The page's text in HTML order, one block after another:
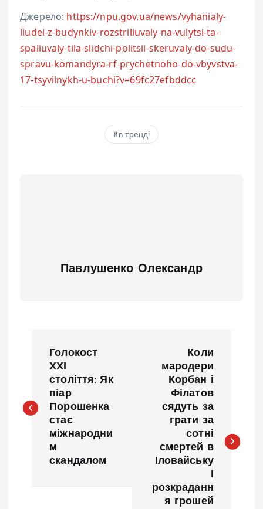
Джерело: https://npu.gov.ua/news/vyhanialy-
liudei-z-budynkiv-rozstriliuvaly-na-vulytsi-ta-
spaliuvaly-tila-slidchi-politsii-skeruvaly-do-sudu-
spravu-komandyra-rf-prychetnoho-do-vbyvstva-
17-tsyvilnykh-u-buchi?v=69fc27efbddcc
в тренді
Павлушенко Олександр
в
Голокост
ХХІ
століття: Як
піар
Порошенка
стає
міжнародни
м
скандалом
Коли
мародери
Корбан і
Філатов
сядуть за
грати за
сотні
смертей в
Іловайську
і
розкраданн
я грошей